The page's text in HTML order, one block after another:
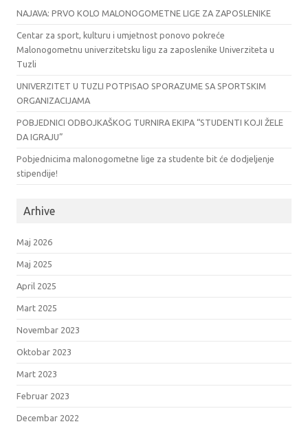
NAJAVA: PRVO KOLO MALONOGOMETNE LIGE ZA ZAPOSLENIKE
Centar za sport, kulturu i umjetnost ponovo pokreće
Malonogometnu univerzitetsku ligu za zaposlenike Univerziteta u
Tuzli
UNIVERZITET U TUZLI POTPISAO SPORAZUME SA SPORTSKIM
ORGANIZACIJAMA
POBJEDNICI ODBOJKAŠKOG TURNIRA EKIPA “STUDENTI KOJI ŽELE
DA IGRAJU”
Pobjednicima malonogometne lige za studente bit će dodjeljenje
stipendije!
Arhive
Maj 2026
Maj 2025
April 2025
Mart 2025
Novembar 2023
Oktobar 2023
Mart 2023
Februar 2023
Decembar 2022